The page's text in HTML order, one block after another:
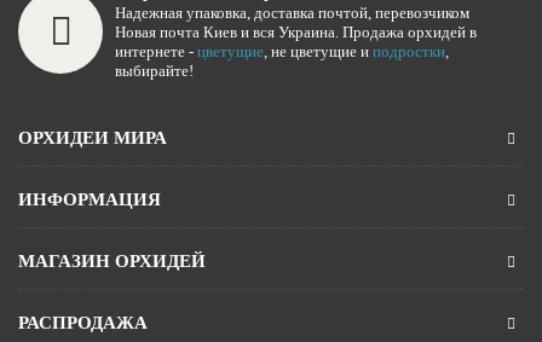
Надежная упаковка, доставка почтой, перевозчиком
Новая почта Киев и вся Украина. Продажа орхидей в
интернете - цветущие, не цветущие и подростки,
выбирайте!
ОРХИДЕИ МИРА
ИНФОРМАЦИЯ
МАГАЗИН ОРХИДЕЙ
РАСПРОДАЖА